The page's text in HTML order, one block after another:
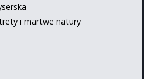
i martwe natury